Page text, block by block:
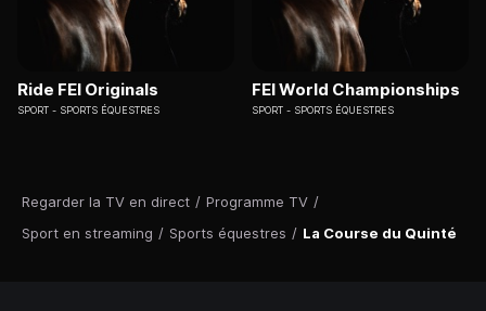
Regarder la TV en direct / Programme TV /
Sport en streaming / Sports équestres / La Course du Quinté
Ride FEI Originals
SPORT SPORTS ÉQUESTRES
FEI World Championships
SPORT SPORTS ÉQUESTRES